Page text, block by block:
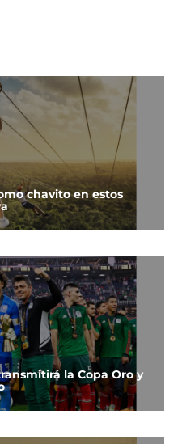
chavito en estos
la Copa Oro y